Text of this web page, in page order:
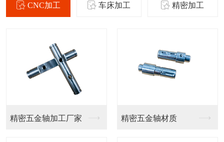
CNC加工 车床加工 精密加工
精密五金轴加工厂家 精密五金轴材质